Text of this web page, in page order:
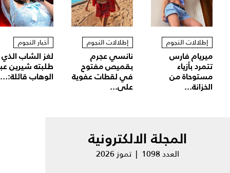
إطلالات النجوم
ميريام فارس
تتمرد بأزياء
مستوحاة من
الخزانة...
إطلالات النجوم
نانسي عجرم
بقميص مفتوح
في لقطات عفوية
على...
أخبار النجوم
لغز الشاب الذي
طلبته شيرين
الوهاب قائلة:...
المجلة الالكترونية
العدد 1098 | تموز 2026